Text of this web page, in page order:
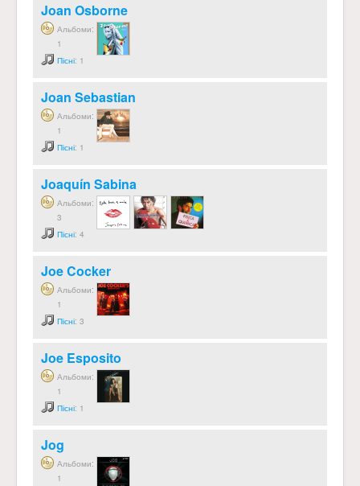
Joan Osborne
Альбоми:
1
Пісні: 1
Joan Sebastian
Альбоми:
1
Пісні: 1
Joaquín Sabina
Альбоми:
3
Пісні: 4
Joe Cocker
Альбоми:
1
Пісні: 3
Joe Esposito
Альбоми:
1
Пісні: 1
Jog
Альбоми:
1